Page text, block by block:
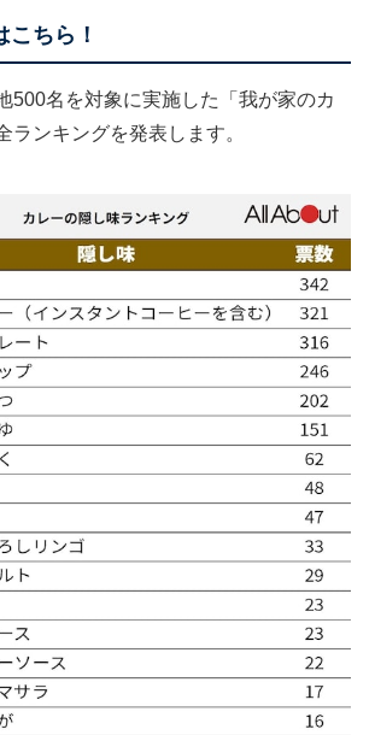
ちら！
500名を対象に実施した「我が家のカ
ランキングを発表します。